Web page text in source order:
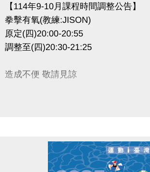
【114年9-10月課程時間調整公告】
拳擊有氧(教練:JISON)
原定(四)20:00-20:55
調整至(四)20:30-21:25
造成不便 敬請見諒